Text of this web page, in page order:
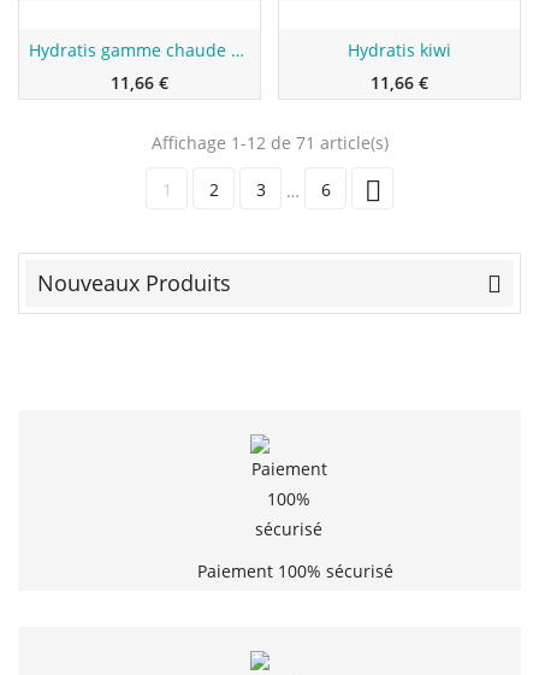
Hydratis gamme chaude miel/citron
11,66 €
Hydratis kiwi
11,66 €
Affichage 1-12 de 71 article(s)
1 2 3 … 6 
Nouveaux Produits
Paiement 100% sécurisé